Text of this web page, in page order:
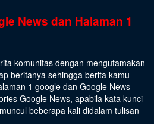
News dan Halaman 1
komunitas dengan mengutamakan
beritanya sehingga berita kamu
1 google dan Google News
Google News, apabila kata kunci
beberapa kali didalam tulisan